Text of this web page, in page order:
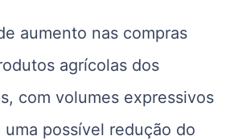
aumento nas compras
agrícolas dos
com volumes expressivos
possível redução do